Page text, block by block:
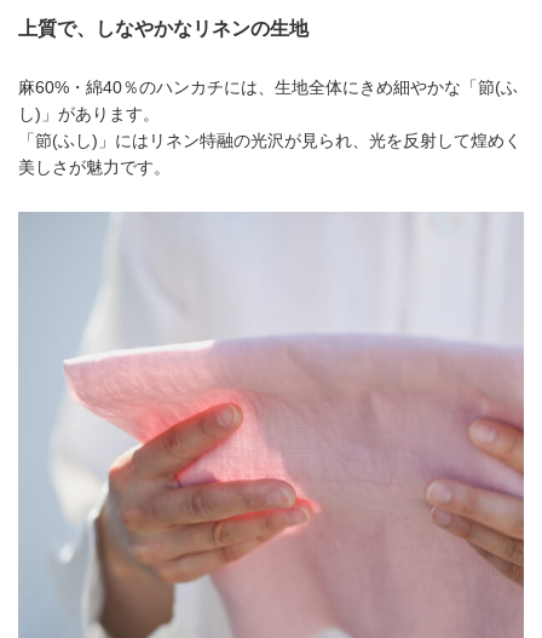
上質で、しなやかなリネンの生地
麻60%・綿40％のハンカチには、生地全体にきめ細やかな「節(ふ
し)」があります。
「節(ふし)」にはリネン特融の光沢が見られ、光を反射して煌めく
美しさが魅力です。